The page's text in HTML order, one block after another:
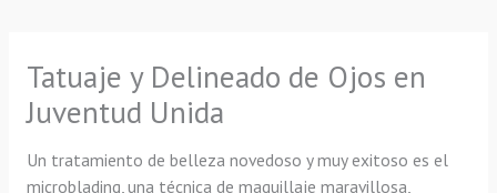
Tatuaje y Delineado de Ojos en
Juventud Unida
Un tratamiento de belleza novedoso y muy exitoso es el
microblading, una técnica de maquillaje maravillosa,